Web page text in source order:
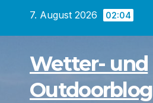
7. August 2026 02:04
Wetter- und
Outdoorblog